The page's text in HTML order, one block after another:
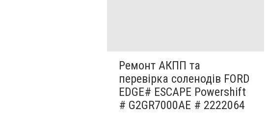
Ремонт АКПП та
перевірка соленодів FORD
EDGE# ESCAPE Powershift
# G2GR7000AE # 2222064